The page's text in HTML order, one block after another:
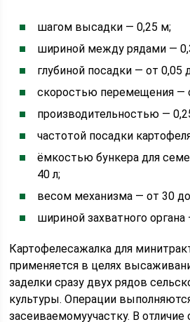
шагом высадки — 0,25 м;
шириной между рядами —
глубиной посадки — от 0,05
скоростью перемещения —
производительностью —
частотой посадки
ёмкостью бункера для
40 л;
весом механизма — от 30
шириной захватного
Картофелесажалка для
применяется в целях
заделки сразу двух рядов
культуры. Операции
засеиваемомуучастку. В отличие